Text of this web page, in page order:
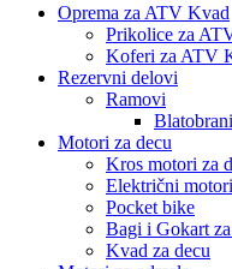
Oprema za ATV Kvad
Prikolice za
Koferi za ATV
Rezervni delovi
Ramovi
Blatobrani
Motori za decu
Kros motori za
Električni
Pocket bike
Bagi i Gokart
Kvad za decu